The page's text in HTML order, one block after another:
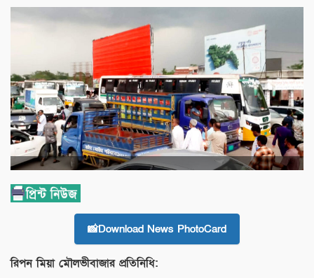
📸Download News PhotoCard
রিপন মিয়া মৌলভীবাজার প্রতিনিধি: